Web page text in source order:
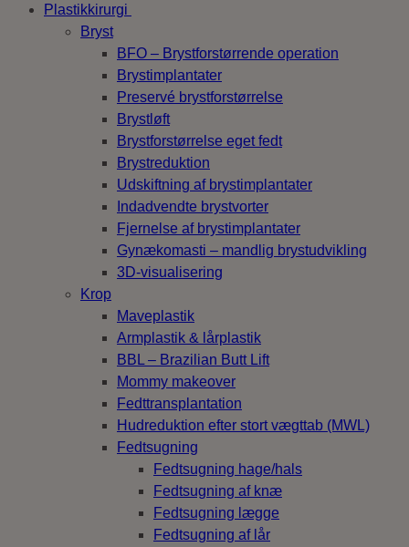
Plastikkirurgi
Bryst
BFO – Brystforstørrende operation
Brystimplantater
Preservé brystforstørrelse
Brystløft
Brystforstørrelse eget fedt
Brystreduktion
Udskiftning af brystimplantater
Indadvendte brystvorter
Fjernelse af brystimplantater
Gynækomasti – mandlig brystudvikling
3D-visualisering
Krop
Maveplastik
Armplastik & lårplastik
BBL – Brazilian Butt Lift
Mommy makeover
Fedttransplantation
Hudreduktion efter stort vægttab (MWL)
Fedtsugning
Fedtsugning hage/hals
Fedtsugning af knæ
Fedtsugning lægge
Fedtsugning af lår